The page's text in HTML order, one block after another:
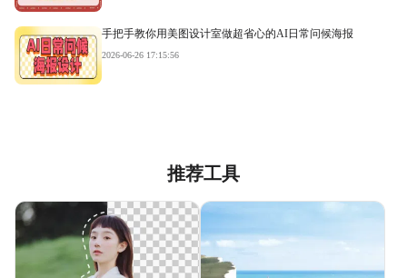
手把手教你用美图设计室做超省心的AI日常问候海报
2026-06-26 17:15:56
推荐工具